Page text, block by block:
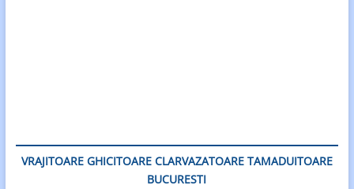
VRAJITOARE GHICITOARE CLARVAZATOARE TAMADUITOARE
BUCURESTI